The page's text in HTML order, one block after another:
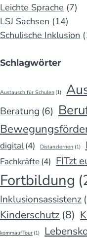
Leichte Sprache (7)
LSJ Sachsen (14)
Schulische Inklusion
Schlagwörter
Austausch für Schulen (1)
Beratung (6)
digital(4) Distanzlernen (1)
Fachkräfte(4) FITzt
Fortbildung
Inklusionsassistenz
Kinderschutz (8)
kommaufTour (1)